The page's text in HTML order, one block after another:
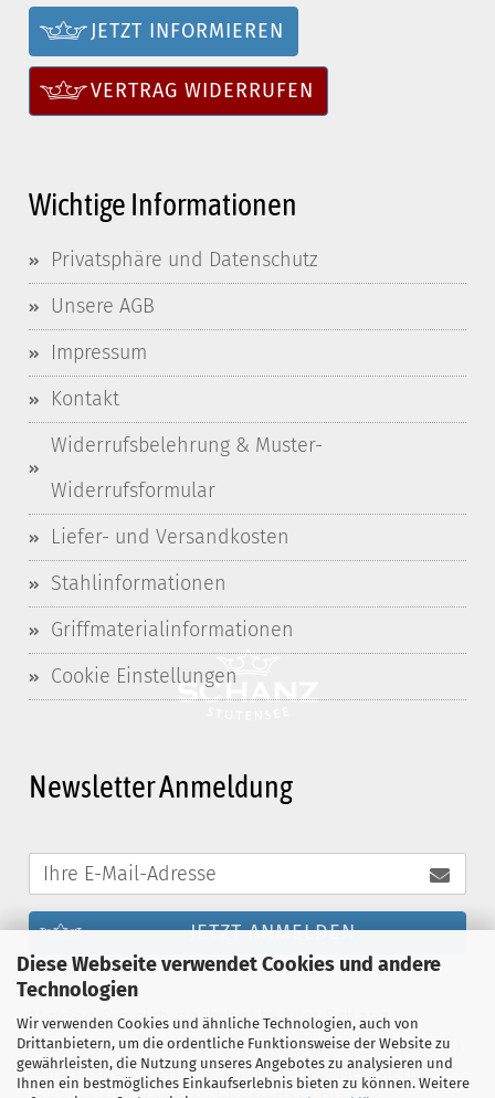
Diese Webseite verwendet Cookies und andere
Technologien
Wir verwenden Cookies und ähnliche Technologien, auch von
Drittanbietern, um die ordentliche Funktionsweise der Website zu
gewährleisten, die Nutzung unseres Angebotes zu analysieren und
Ihnen ein bestmögliches Einkaufserlebnis bieten zu können. Weitere
JETZT INFORMIEREN
VERTRAG WIDERRUFEN
Wichtige Informationen
Privatsphäre und Datenschutz
Unsere AGB
Impressum
Kontakt
Widerrufsbelehrung & Muster-
Widerrufsformular
Liefer- und Versandkosten
Stahlinformationen
Griffmaterialinformationen
Cookie Einstellungen
Newsletter Anmeldung
JETZT ANMELDEN
Melden Sie sich noch heute zum Schanz-
Newsletter an und profitieren Sie von exklusiven
Vergünstigungen. Sie können den Newsletter